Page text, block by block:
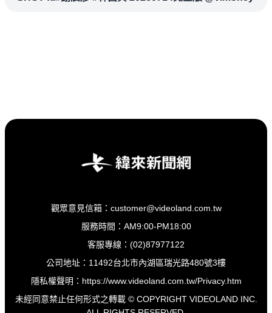
觀眾意見信箱：customer@videoland.com.tw
服務時間：AM9:00-PM18:00
客服專線：(02)87977122
公司地址：11492台北市內湖區瑞光路480號3樓
隱私權聲明： https://www.videoland.com.tw/Privacy.htm
未經同意禁止任何形式之轉載 © COPYRIGHT VIDEOLAND INC.